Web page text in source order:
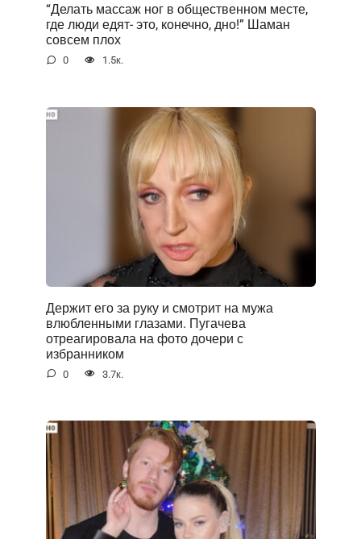
“Делать массаж ног в общественном месте,
где люди едят- это, конечно, дно!” Шаман
совсем плох
0 1.5к.
Держит его за руку и смотрит на мужа
влюбленными глазами. Пугачева
отреагировала на фото дочери с
избранником
0 3.7к.